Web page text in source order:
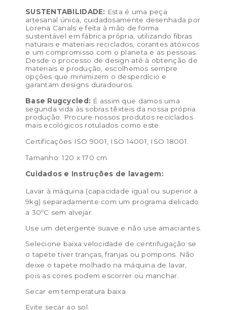
SUSTENTABILIDADE: Esta é uma peça
artesanal única, cuidadosamente desenhada por
Lorena Canals e feita à mão de forma
sustentável em fábrica própria, utilizando fibras
naturais e materiais reciclados, corantes atóxicos
e um compromisso com o planeta e as pessoas.
Desde o processo de design até à obtenção de
materiais e produção, escolhemos sempre
opções que minimizem o desperdício e
garantam designs duradouros.
Base Rugcycled: É assim que damos uma
segunda vida às sobras têxteis da nossa própria
produção. Procure nossos produtos reciclados
mais ecológicos rotulados como este.
Certificações ISO 9001, ISO 14001, ISO 18001.
Tamanho: 120 x 170 cm
Cuidados e Instruções de lavagem:
Lavar à máquina (capacidade igual ou superior a
9kg) separadamente com um programa delicado
a 30ºC sem alvejar.
Use um detergente suave e não use amaciantes.
Selecione baixa velocidade de centrifugação se
o tapete tiver tranças, franjas ou pompons. Não
deixe o tapete molhado na máquina de lavar,
pois as cores podem escorrer ou manchar.
Secar em temperatura baixa.
Evite secar ao sol.